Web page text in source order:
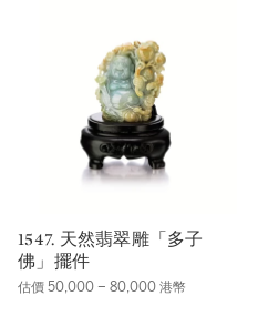
1547. 天然翡翠雕「多子
佛」擺件
估價 50,000 – 80,000 港幣